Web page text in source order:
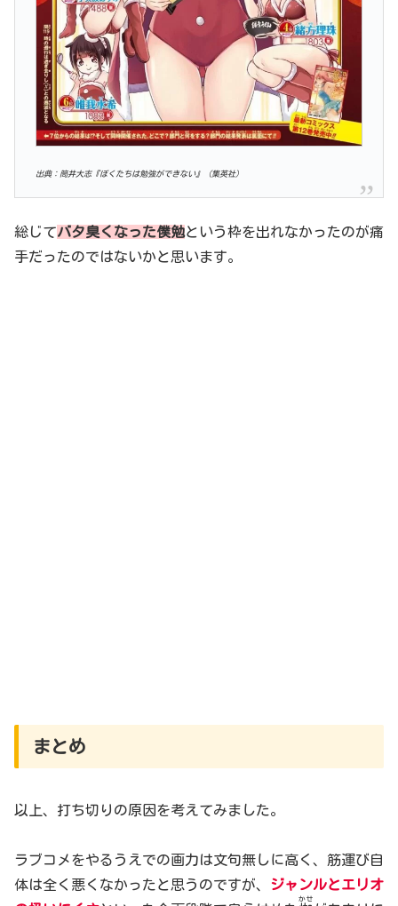
出典：筒井大志『ぼくたちは勉強ができない』（集英社）
総じてバタ臭くなった僕勉という枠を出れなかったのが痛
手だったのではないかと思います。
まとめ
以上、打ち切りの原因を考えてみました。
ラブコメをやるうえでの画力は文句無しに高く、筋運び自
体は全く悪くなかったと思うのですが、
ジャンルとエリオ
かせ